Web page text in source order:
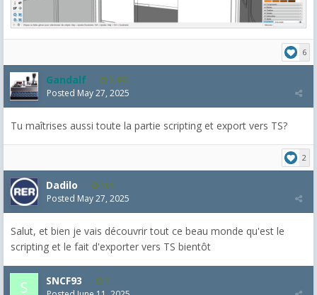
6
Gandalf 2,463
Posted May 27, 2025
Tu maîtrises aussi toute la partie scripting et export vers TS?
2
Dadilo 101
Posted May 27, 2025
Salut, et bien je vais découvrir tout ce beau monde qu'est le
scripting et le fait d'exporter vers TS bientôt
SNCF93 2